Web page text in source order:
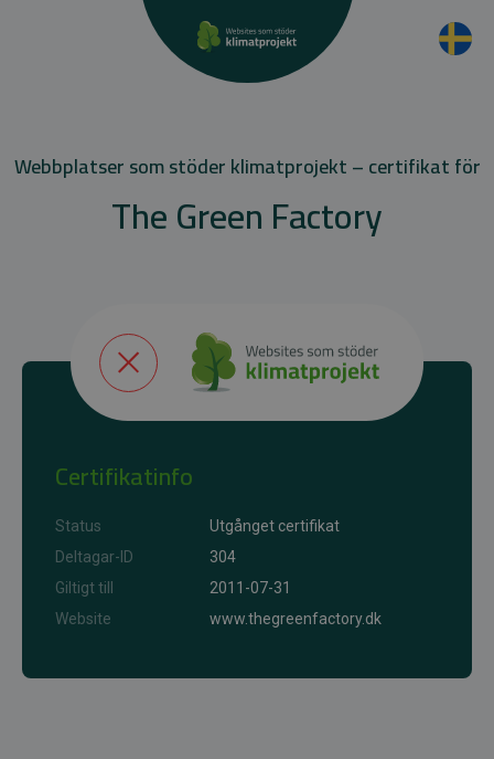
Webbplatser som stöder klimatprojekt – certifikat för
The Green Factory
Certifikatinfo
Status
Utgånget certifikat
Deltagar-ID
304
Giltigt till
2011-07-31
Website
www.thegreenfactory.dk